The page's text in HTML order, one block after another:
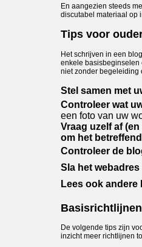
En aangezien steeds
discutabel materiaal op
Tips voor
Het schrijven in een
enkele basisbeginselen
niet zonder begeleiding
Stel samen met
Controleer wat
een foto van uw
Vraag uzelf af
om het
Controleer de
Sla het
Lees ook andere
De volgende tips zijn
inzicht meer richtlijnen